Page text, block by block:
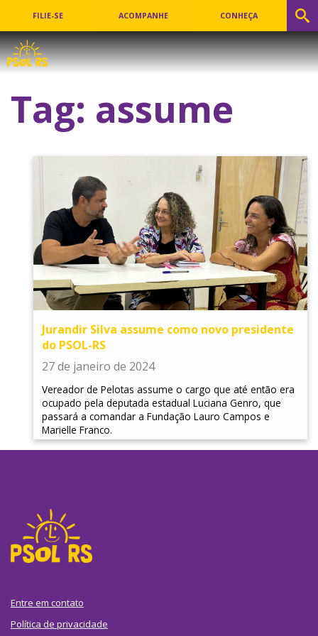
FILIE-SE ACOMPANHE CONHEÇA
Tag: assume
Jurandir Silva assume como novo presidente
do PSOL-RS
27 de janeiro de 2024
Vereador de Pelotas assume o cargo que até então era
ocupado pela deputada estadual Luciana Genro, que
passará a comandar a Fundação Lauro Campos e
Marielle Franco.
Entre em contato
Política de privacidade